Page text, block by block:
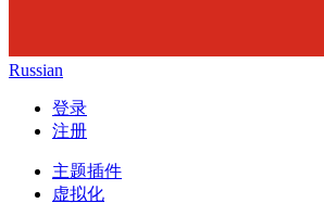
Russian
登录
注册
主题插件
虚拟化